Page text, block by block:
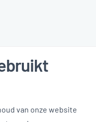
van onze website